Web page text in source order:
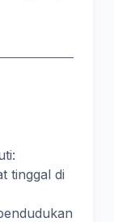
tinggal di